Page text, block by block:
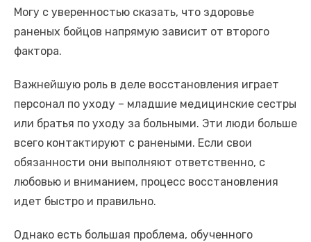
Могу с уверенностью сказать, что здоровье
раненых бойцов напрямую зависит от второго
фактора.
Важнейшую роль в деле восстановления играет
персонал по уходу – младшие медицинские сестры
или братья по уходу за больными. Эти люди больше
всего контактируют с ранеными. Если свои
обязанности они выполняют ответственно, с
любовью и вниманием, процесс восстановления
идет быстро и правильно.
Однако есть большая проблема, обученного